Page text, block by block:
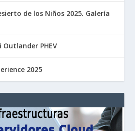
de los Niños 2025. Galería
PHEV
2025